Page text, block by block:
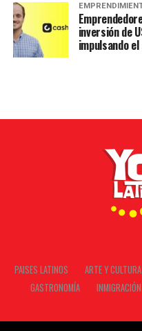
inversión de
impulsando
PAISES LATINOS ARTE Y CULTURA
GASTRONOMÍA
INMIGRACIÓN